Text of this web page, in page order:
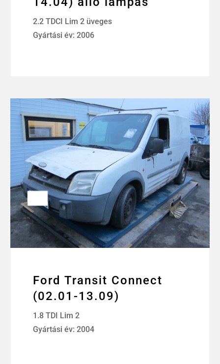
2.2 TDCI Lim 2 üveges
Gyártási év: 2006
Ford Transit Connect
(02.01-13.09)
1.8 TDI Lim 2
Gyártási év: 2004